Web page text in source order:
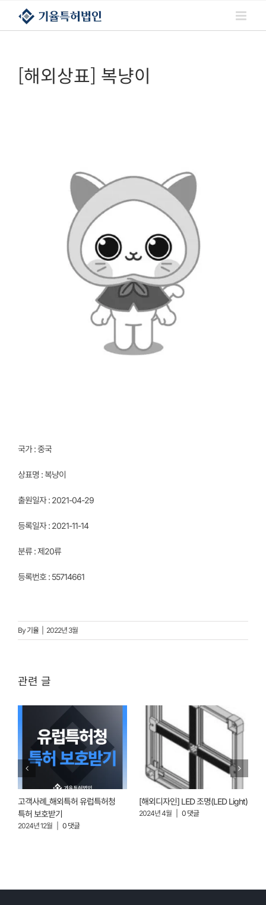
콘텐츠로
건너뛰기
[해외상표] 복냥이
국가 : 중국
상표명 : 복냥이
출원일자 : 2021-04-29
등록일자 : 2021-11-14
분류 : 제20류
등록번호 : 55714661
By기율 2022년 3월
관련 글
고객사례_해외특허 유럽특허청
특허 보호받기
2024년 12월 0 댓글
[해외디자인] LED 조명(LED Light)
2024년 4월 0 댓글